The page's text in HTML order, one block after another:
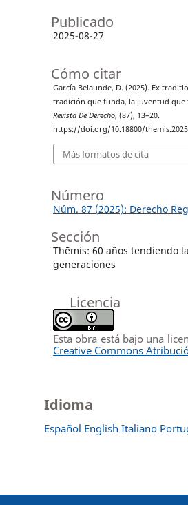
Publicado
2025-08-27
Cómo citar
García Belaunde, D. (2025). Ex
tradición que funda, la juventud que
Revista De Derecho, (87), 13–20.
https://doi.org/10.18800/
Más formatos de cita
Número
Núm. 87 (2025): Derecho
Sección
Thēmis: 60 años tendiendo
generaciones
Licencia
Esta obra está bajo una
Creative Commons
Idioma
Español English Italiano